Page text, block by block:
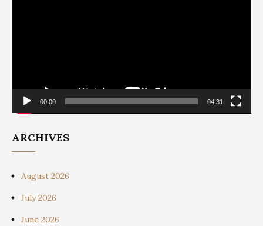
00:00 04:31
ARCHIVES
August 2026
July 2026
June 2026